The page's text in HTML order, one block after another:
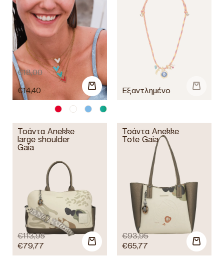
€18,00
€14,40
Τσάντα Anekke
large shoulder
Gaia
€113,95
€79,77
Τσάντα Anekke
Tote Gaia
€93,95
€65,77